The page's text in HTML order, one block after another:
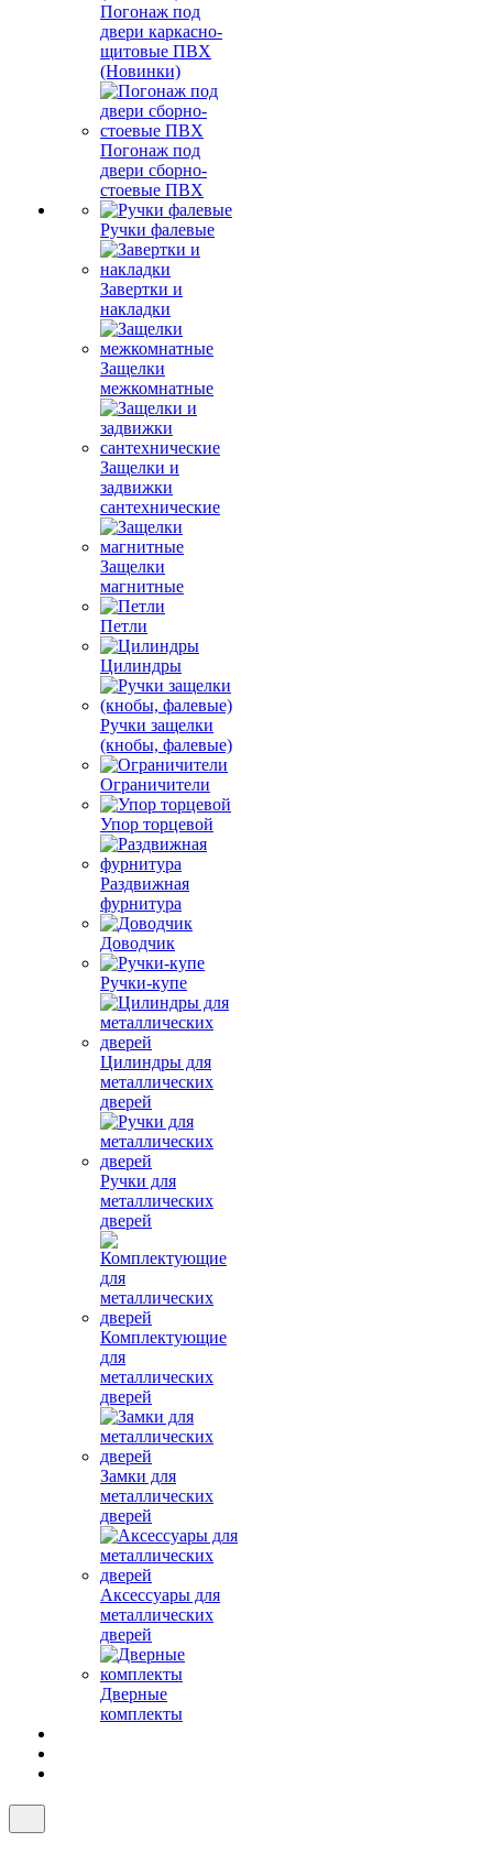
Погонаж под
двери каркасно-
щитовые ПВХ
(Новинки)
Погонаж под
двери сборно-
стоевые ПВХ
Ручки фалевые
Завертки и
накладки
Защелки
межкомнатные
Защелки и
задвижки
сантехнические
Защелки
магнитные
Петли
Цилиндры
Ручки защелки
(кнобы, фалевые)
Ограничители
Упор торцевой
Раздвижная
фурнитура
Доводчик
Ручки-купе
Цилиндры для
металлических
дверей
Ручки для
металлических
дверей
Комплектующие
для
металлических
дверей
Замки для
металлических
дверей
Аксессуары для
металлических
дверей
Дверные
комплекты